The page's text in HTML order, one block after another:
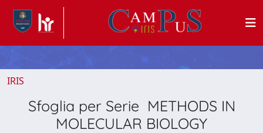
IRIS
Sfoglia per Serie METHODS IN
MOLECULAR BIOLOGY